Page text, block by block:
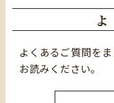
よくあるご質問を
お読みください。